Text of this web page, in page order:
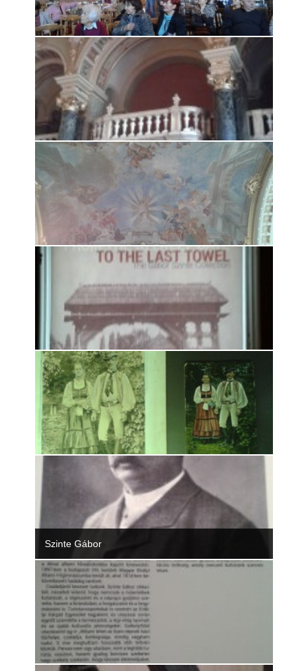
Szinte Gábor